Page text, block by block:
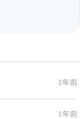
1年前
1年前